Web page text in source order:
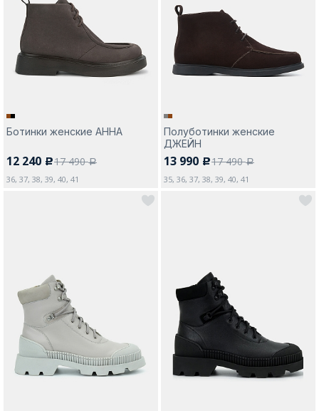
Адреса магазинов
Изменить город
Ботинки женские АННА
12 240 c17 490a
36, 37, 38, 39, 40, 41
Полуботинки женские
ДЖЕЙН
13 990 c17 490a
35, 36, 37, 38, 39, 40, 41